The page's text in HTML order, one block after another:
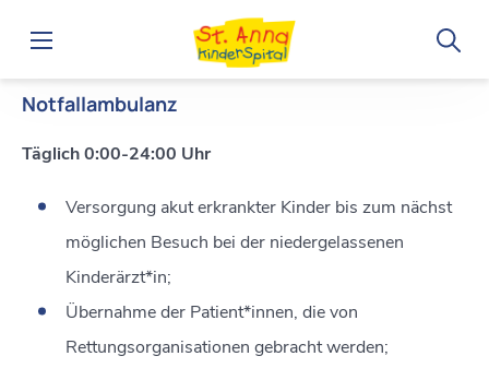
Interne Abteilung
Notfallambulanz
Täglich 0:00-24:00 Uhr
Versorgung akut erkrankter Kinder bis zum nächst
möglichen Besuch bei der niedergelassenen
Kinderärzt*in;
Übernahme der Patient*innen, die von
Rettungsorganisationen gebracht werden;